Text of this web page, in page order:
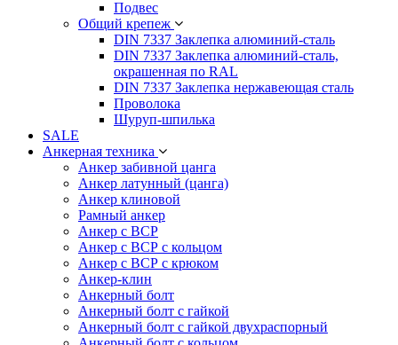
Подвес
Общий крепеж
DIN 7337 Заклепка алюминий-сталь
DIN 7337 Заклепка алюминий-сталь,
окрашенная по RAL
DIN 7337 Заклепка нержавеющая сталь
Проволока
Шуруп-шпилька
SALE
Анкерная техника
Анкер забивной цанга
Анкер латунный (цанга)
Анкер клиновой
Рамный анкер
Анкер с ВСР
Анкер с ВСР с кольцом
Анкер с ВСР с крюком
Анкер-клин
Анкерный болт
Анкерный болт с гайкой
Анкерный болт с гайкой двухраспорный